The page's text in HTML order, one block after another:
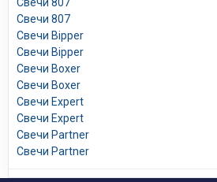
Свечи 807
Свечи Bipper
Свечи Bipper
Свечи Boxer
Свечи Boxer
Свечи Expert
Свечи Expert
Свечи Partner
Свечи Partner